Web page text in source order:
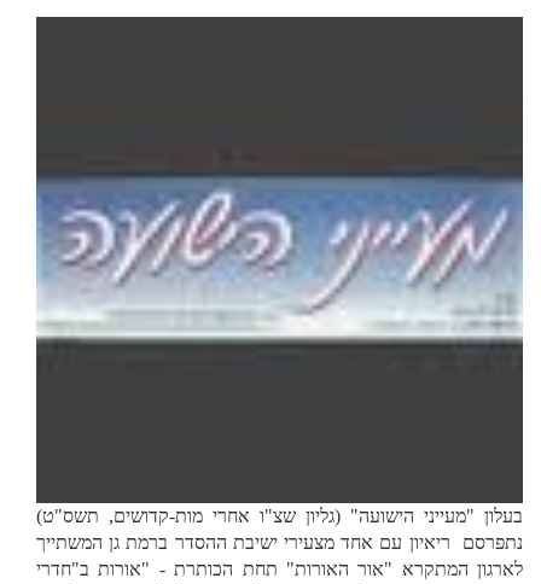
בעלון "מעייני הישועה" (גליון שצ"ו אחרי מות-קדושים, תשס"ט)
נתפרסם ריאיון עם אחד מצעירי ישיבת ההסדר ברמת גן המשתייך
לארגון המתקרא "אור האורות" תחת הכותרת - "אורות ב"חדרי